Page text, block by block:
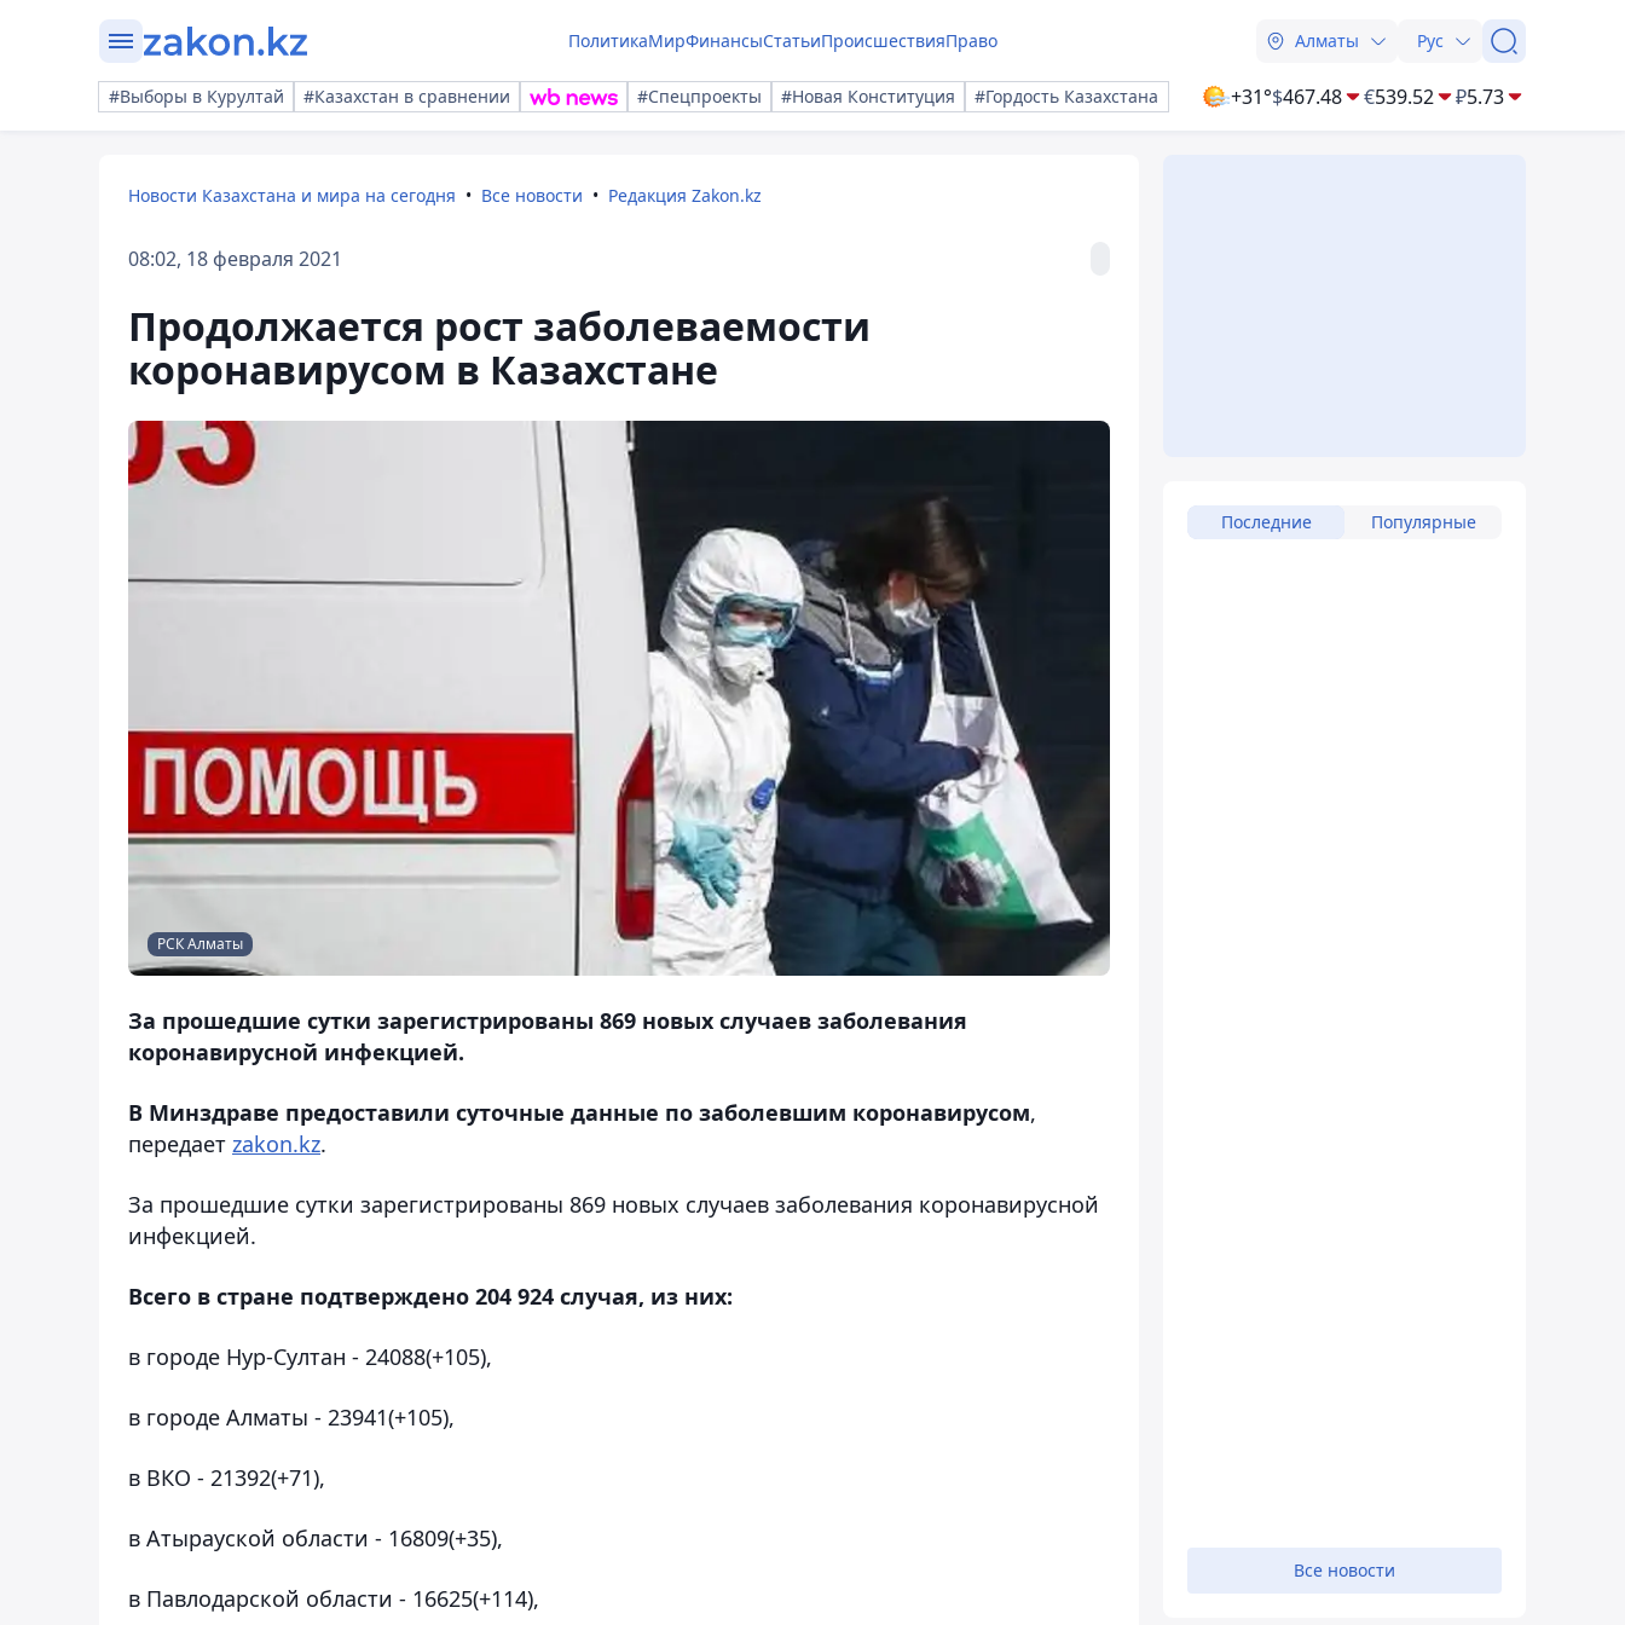
ПолитикаМирФинансыСтатьиПроисшествияПраво Алматы Рус
#Выборы в Курултай #Казахстан в сравнении #Спецпроекты #Новая Конституция #Гордость Казахстана +31°$467.48 €539.52 ₽5.73
Новости Казахстана и мира на сегодня Все новости Редакция Zakon.kz
08:02, 18 февраля 2021
Продолжается рост заболеваемости
коронавирусом в Казахстане
РСК Алматы
За прошедшие сутки зарегистрированы 869 новых случаев заболевания
коронавирусной инфекцией.
В Минздраве предоставили суточные данные по заболевшим коронавирусом,
передает zakon.kz.
За прошедшие сутки зарегистрированы 869 новых случаев заболевания коронавирусной
инфекцией.
Всего в стране подтверждено 204 924 случая, из них:
в городе Нур-Султан - 24088(+105),
в городе Алматы - 23941(+105),
в ВКО - 21392(+71),
в Атырауской области - 16809(+35),
в Павлодарской области - 16625(+114),
Последние Популярные
Все новости